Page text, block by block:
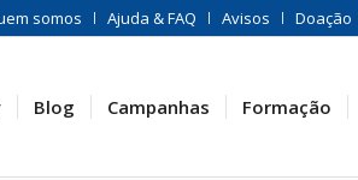
somos Ajuda & FAQ Avisos Doação
Blog Campanhas Formação